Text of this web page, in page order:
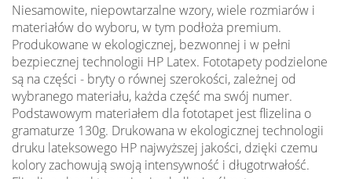
Niesamowite, niepowtarzalne wzory, wiele rozmiarów i
materiałów do wyboru, w tym podłoża premium.
Produkowane w ekologicznej, bezwonnej i w pełni
bezpiecznej technologii HP Latex. Fototapety podzielone
są na części - bryty o równej szerokości, zależnej od
wybranego materiału, każda część ma swój numer.
Podstawowym materiałem dla fototapet jest flizelina o
gramaturze 130g. Drukowana w ekologicznej technologii
druku lateksowego HP najwyższej jakości, dzięki czemu
kolory zachowują swoją intensywność i długotrwałość.